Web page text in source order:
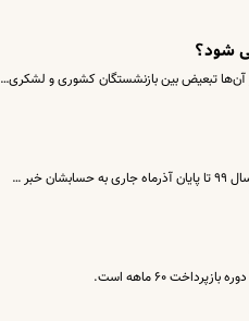
شود؟
آن‌ها تبعیض بین بازنشستگان کشوری و لشکری…
…